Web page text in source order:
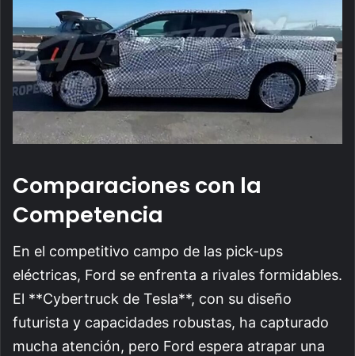
Comparaciones con la
Competencia
En el competitivo campo de las pick-ups
eléctricas, Ford se enfrenta a rivales formidables.
El **Cybertruck de Tesla**, con su diseño
futurista y capacidades robustas, ha capturado
mucha atención, pero Ford espera atrapar una